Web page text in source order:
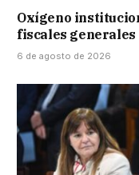
Oxígeno
fiscales generales
6 de agosto de 2026